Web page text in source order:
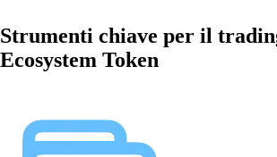
Strumenti chiave per il
Ecosystem Token